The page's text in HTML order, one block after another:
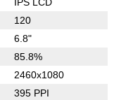
120
6.8"
85.8%
2460x1080
395 PPI